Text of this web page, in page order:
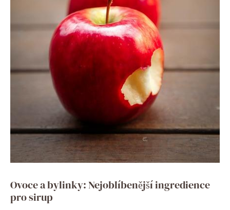
Ovoce a bylinky: Nejoblíbenější ingredience
pro sirup